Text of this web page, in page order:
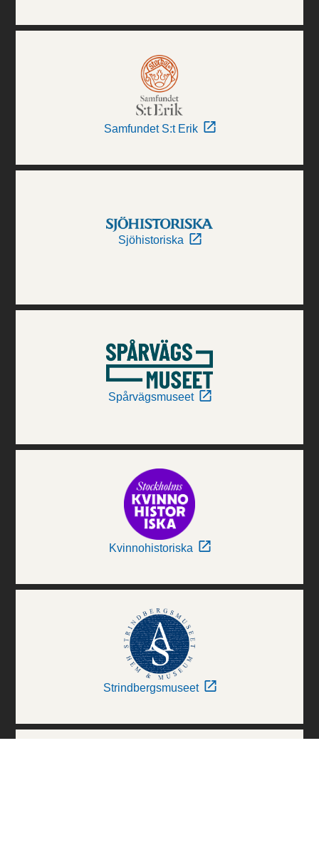
Samfundet S:t Erik
Sjöhistoriska
Spårvägsmuseet
Kvinnohistoriska
Strindbergsmuseet